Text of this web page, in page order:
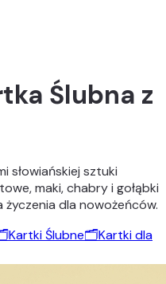
Ślubna z
słowiańskiej sztuki
maki, chabry i gołąbki
życzenia dla nowożeńców.
Kartki Ślubne🗂️Kartki dla